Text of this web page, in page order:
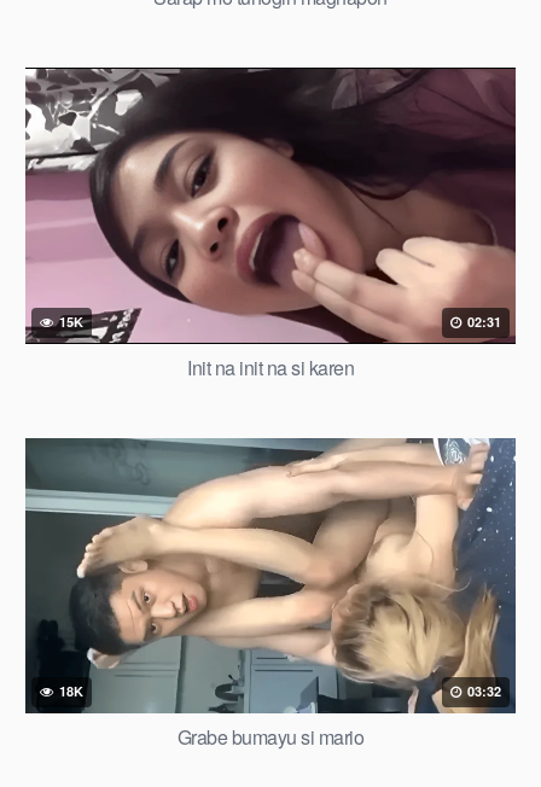
15K 02:31
Init na init na si karen
18K 03:32
Grabe bumayu si mario